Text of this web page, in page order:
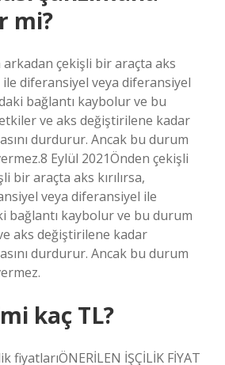
mi?
arkadan çekişli bir araçta aks
ile diferansiyel veya diferansiyel
bağlantı kaybolur ve bu
ve aks değiştirilene kadar
durdurur. Ancak bu durum
Eylül 2021Önden çekişli
bir araçta aks kırılırsa,
veya diferansiyel ile
bağlantı kaybolur ve bu durum
aks değiştirilene kadar
durdurur. Ancak bu durum
kaç TL?
fiyatlarıÖNERİLEN İŞÇİLİK FİYAT